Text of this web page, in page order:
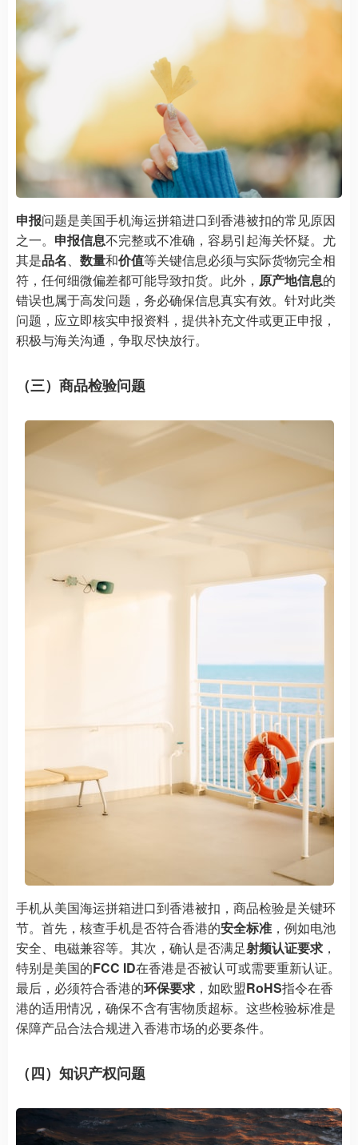
申报问题是美国手机海运拼箱进口到香港被扣的常见原因
之一。 申报信息不完整或不准确，容易引起海关怀疑。尤
其是品名、 数量和价值等关键信息必须与实际货物完全相
符，任何细微偏差都可能导致扣货。此外， 原产地信息的
错误也属于高发问题，务必确保信息真实有效。针对此类
问题，应立即核实申报资料，提供补充文件或更正申报，
积极与海关沟通，争取尽快放行。
（三）商品检验问题
手机从美国海运拼箱进口到香港被扣，商品检验是关键环
节。首先，核查手机是否符合香港的安全标准 ，例如电池
安全、电磁兼容等。其次，确认是否满足射频认证要求 ，
特别是美国的FCC ID在香港是否被认可或需要重新认证。
最后，必须符合香港的环保要求 ，如欧盟RoHS指令在香
港的适用情况，确保不含有害物质超标。这些检验标准是
保障产品合法合规进入香港市场的必要条件。
（四）知识产权问题